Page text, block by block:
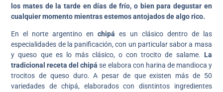
los mates de la tarde en días de frío, o bien para degustar en
cualquier momento mientras estemos antojados de algo rico.
En el norte argentino enchipá es un clásico dentro de las
especialidades de la panificación, con un particular sabor a masa
y queso que es lo más clásico, o con trocito de salame. La
tradicional receta del chipáse elabora con harina de mandioca y
trocitos de queso duro. A pesar de que existen más de 50
variedades de chipá, elaborados con disntintos ingredientes